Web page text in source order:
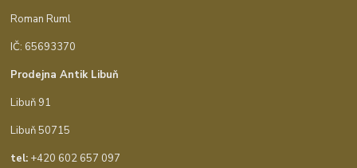
Roman Ruml
IČ: 65693370
Prodejna Antik Libuň
Libuň 91
Libuň 50715
tel: +420 602 657 097